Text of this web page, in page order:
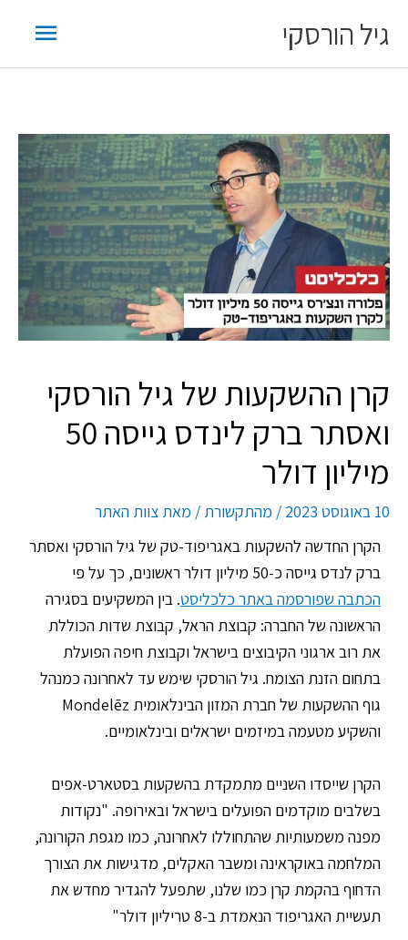
לתוכןגיל הורסקי
ראשי
קרן ההשקעות של גיל הורסקי
ואסתר ברק לינדס גייסה 50
מיליון דולר
10 באוגוסט 2023 / מהתקשורת / מאת צוות האתר
הקרן החדשה להשקעות באגריפוד-טק של גיל הורסקי ואסתר
ברק לנדס גייסה כ-50 מיליון דולר ראשונים, כך על פי
הכתבה שפורסמה באתר כלכליסט. בין המשקיעים בסגירה
הראשונה של החברה: קבוצת הראל, קבוצת שדות הכוללת
את רוב ארגוני הקיבוצים בישראל וקבוצת חיפה הפועלת
בתחום הזנת הצומח. גיל הורסקי שימש עד לאחרונה כמנהל
גוף ההשקעות של חברת המזון הבינלאומית Mondelēz
והשקיע מטעמה במיזמים ישראלים ובינלאומיים.
הקרן שייסדו השניים מתמקדת בהשקעות בסטארט-אפים
בשלבים מוקדמים הפועלים בישראל ובאירופה. "נקודות
מפנה משמעותיות שהתחוללו לאחרונה, כמו מגפת הקורונה,
המלחמה באוקראינה ומשבר האקלים, מדגישות את הצורך
הדחוף בהקמת קרן כמו שלנו, שתפעל להגדיר מחדש את
תעשיית האגריפוד הנאמדת ב-8 טריליון דולר"